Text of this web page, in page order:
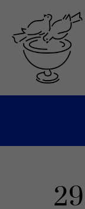
contenu